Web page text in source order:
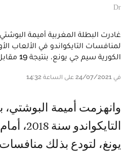
Dr
غادرت البطلة المغربية أميمة
الكورية سيم جي يونع، بنتيجة 19 مقابل 10.
في 24/07/2021 على الساعة 14:32
وانهزمت أميمة البوشتي، بطلة إفريقيا في
يونغ، لتودع بذلك